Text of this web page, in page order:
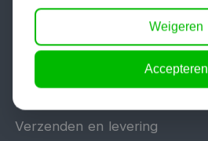
Veelgestelde vragen
Reparatie en garantie
Vacatures
Retouren en teruggave
Verzenden en levering
Weigeren
Accepteren